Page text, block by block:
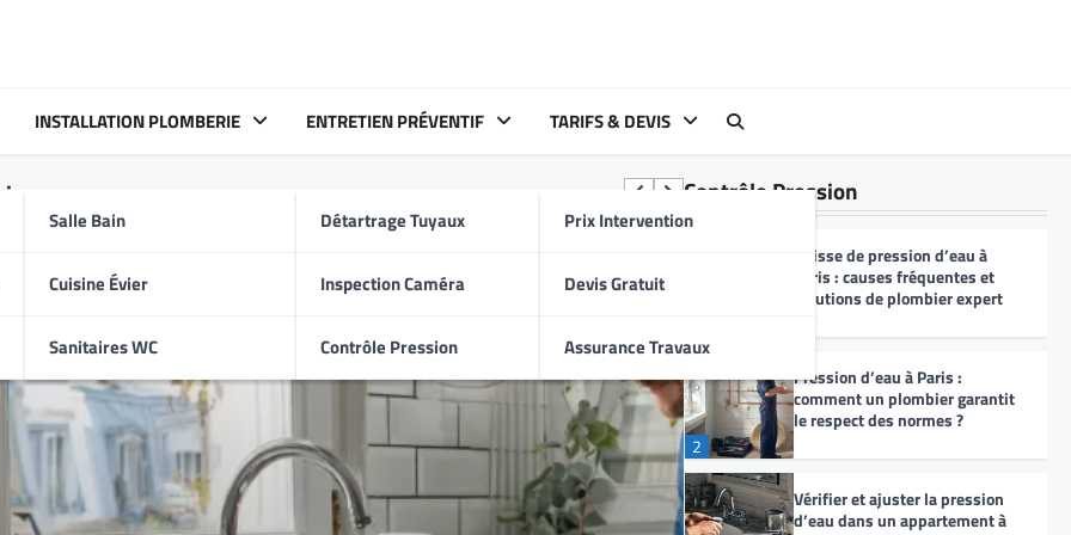
INSTALLATION PLOMBERIE
Salle Bain
Cuisine Évier
Sanitaires WC
ENTRETIEN PRÉVENTIF
Détartrage Tuyaux
Inspection Caméra
Contrôle Pression
TARIFS & DEVIS
Prix Intervention
Devis Gratuit
Assurance Travaux
Contrôle Pression
Baisse de pression d’eau à
Paris : causes fréquentes et
solutions de plombier expert
2
Pression d’eau à Paris :
comment un plombier garantit
le respect des normes ?
Vérifier et ajuster la pression
d’eau dans un appartement à
n’est plus une option, mais une
véritable nécessité pour réduire
CUISINE ÉVIER
solutions rapides
pour vos soucis de
cuisine
Gérer une petite société de
location d’appartements meublés